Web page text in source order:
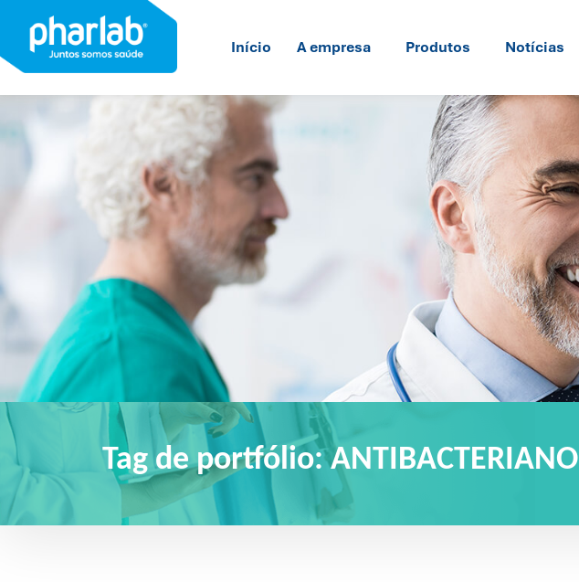
Início A empresa Produtos Notícias
Tag de portfólio:ANTIBACTERIANO